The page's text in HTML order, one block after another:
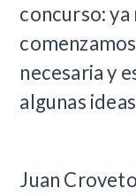
concurso: ya
necesaria y
algunas
Juan